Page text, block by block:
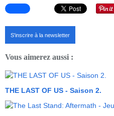
S'inscrire à la newsletter
Vous aimerez aussi :
THE LAST OF US - Saison 2.